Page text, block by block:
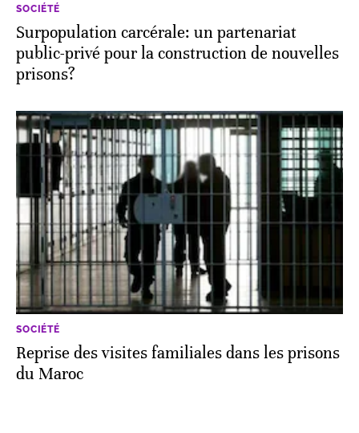
SOCIÉTÉ
Surpopulation carcérale: un partenariat
public-privé pour la construction de nouvelles
prisons?
SOCIÉTÉ
Reprise des visites familiales dans les prisons
du Maroc